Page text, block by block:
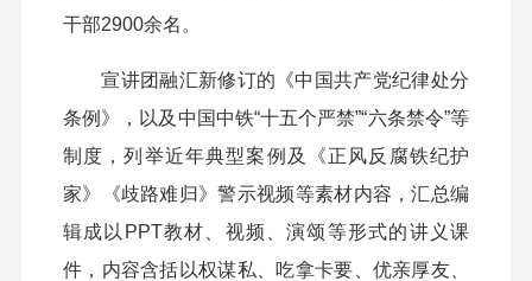
干部2900余名。
宣讲团融汇新修订的《中国共产党纪律处分
条例》，以及中国中铁“十五个严禁”“六条禁令”等
制度，列举近年典型案例及《正风反腐铁纪护
家》《歧路难归》警示视频等素材内容，汇总编
辑成以PPT教材、视频、演颂等形式的讲义课
件，内容含括以权谋私、吃拿卡要、优亲厚友、